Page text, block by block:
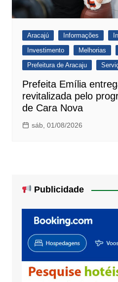
Aracajú Informações
Investimento
Melhorias
Prefeitura de Aracaju
Prefeita Emília
revitalizada pelo
de Cara Nova
sáb, 01/08/2026
Publicidade